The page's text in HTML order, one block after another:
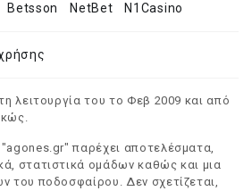
Betsson NetBet N1Casino
λειτουργία του το Φεβ 2009 και από
παρέχει αποτελέσματα,
στατιστικά ομάδων καθώς και μια
του ποδοσφαίρου. Δεν σχετίζεται,